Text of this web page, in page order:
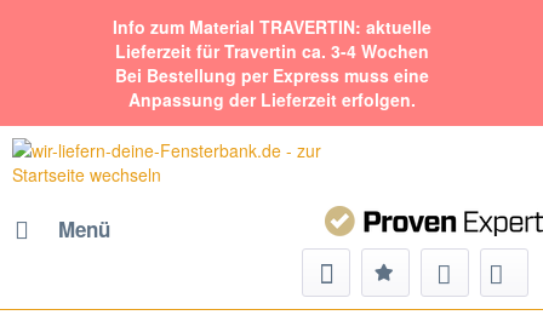
Info zum Material TRAVERTIN: aktuelle
Lieferzeit für Travertin ca. 3-4 Wochen
Bei Bestellung per Express muss eine
Anpassung der Lieferzeit erfolgen.
Menü